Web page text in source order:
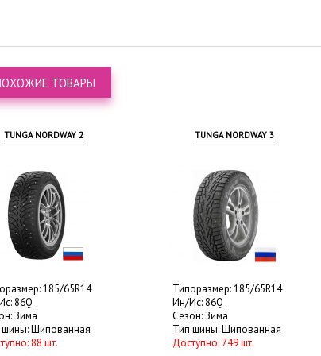
ТОВАРЫ
NORDWAY 2
185/65R14
Шипованная
88 шт.
TUNGA NORDWAY 3
Типоразмер: 185/65R14
Ин/Ис: 86Q
Сезон: Зима
Тип шины: Шипованная
Доступно: 749 шт.